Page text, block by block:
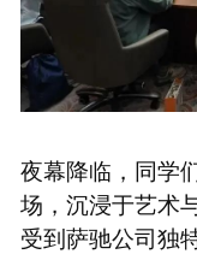
夜幕降临，同学
场，沉浸于艺术
受到萨驰公司独